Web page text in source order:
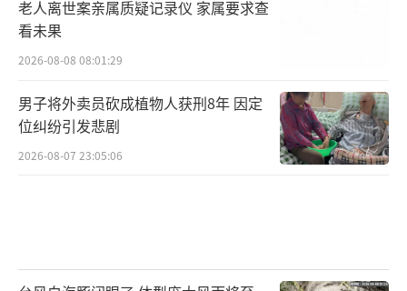
老人离世案亲属质疑记录仪 家属要求查
看未果
2026-08-08 08:01:29
男子将外卖员砍成植物人获刑8年 因定
位纠纷引发悲剧
2026-08-07 23:05:06